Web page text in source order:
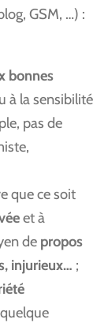
GSM, …) :
bonnes
à la sensibilité
pas de
que ce soit
et à
de propos
injurieux… ;